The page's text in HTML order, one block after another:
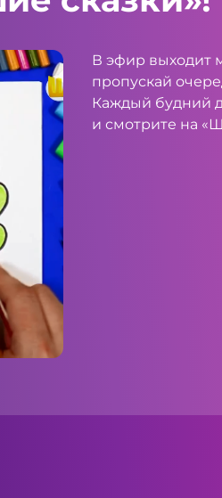
В эфир выходит
пропускай
Каждый будний
и смотрите на